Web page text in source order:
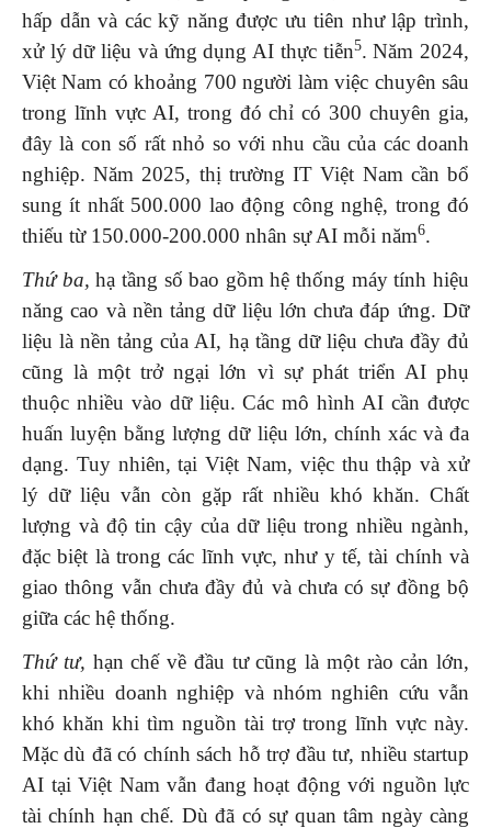
hấp dẫn và các kỹ năng được ưu tiên như lập trình,
xử lý dữ liệu và ứng dụng AI thực tiễn5. Năm 2024,
Việt Nam có khoảng 700 người làm việc chuyên sâu
trong lĩnh vực AI, trong đó chỉ có 300 chuyên gia,
đây là con số rất nhỏ so với nhu cầu của các doanh
nghiệp. Năm 2025, thị trường IT Việt Nam cần bổ
sung ít nhất 500.000 lao động công nghệ, trong đó
thiếu từ 150.000-200.000 nhân sự AI mỗi năm6.
Thứ ba, hạ tầng số bao gồm hệ thống máy tính hiệu
năng cao và nền tảng dữ liệu lớn chưa đáp ứng. Dữ
liệu là nền tảng của AI, hạ tầng dữ liệu chưa đầy đủ
cũng là một trở ngại lớn vì sự phát triển AI phụ
thuộc nhiều vào dữ liệu. Các mô hình AI cần được
huấn luyện bằng lượng dữ liệu lớn, chính xác và đa
dạng. Tuy nhiên, tại Việt Nam, việc thu thập và xử
lý dữ liệu vẫn còn gặp rất nhiều khó khăn. Chất
lượng và độ tin cậy của dữ liệu trong nhiều ngành,
đặc biệt là trong các lĩnh vực, như y tế, tài chính và
giao thông vẫn chưa đầy đủ và chưa có sự đồng bộ
giữa các hệ thống.
Thứ tư, hạn chế về đầu tư cũng là một rào cản lớn,
khi nhiều doanh nghiệp và nhóm nghiên cứu vẫn
khó khăn khi tìm nguồn tài trợ trong lĩnh vực này.
Mặc dù đã có chính sách hỗ trợ đầu tư, nhiều startup
AI tại Việt Nam vẫn đang hoạt động với nguồn lực
tài chính hạn chế. Dù đã có sự quan tâm ngày càng